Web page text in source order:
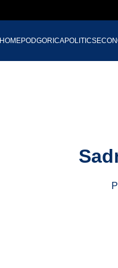
HOMEPODGORICAPOLITICS